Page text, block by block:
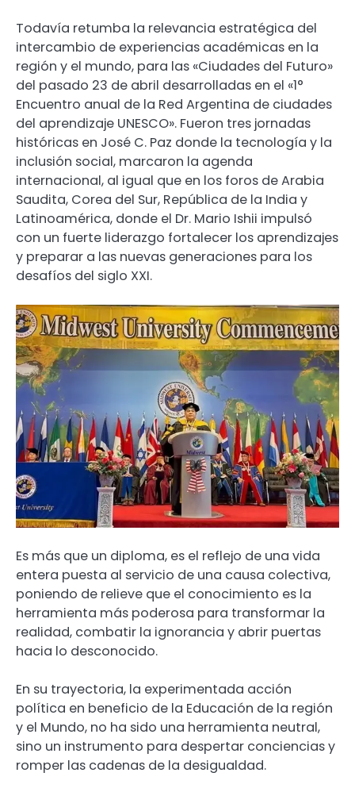
Todavía retumba la relevancia estratégica del
intercambio de experiencias académicas en la
región y el mundo, para las «Ciudades del Futuro»
del pasado 23 de abril desarrolladas en el «1°
Encuentro anual de la Red Argentina de ciudades
del aprendizaje UNESCO». Fueron tres jornadas
históricas en José C. Paz donde la tecnología y la
inclusión social, marcaron la agenda
internacional, al igual que en los foros de Arabia
Saudita, Corea del Sur, República de la India y
Latinoamérica, donde el Dr. Mario Ishii impulsó
con un fuerte liderazgo fortalecer los aprendizajes
y preparar a las nuevas generaciones para los
desafíos del siglo XXI.
Es más que un diploma, es el reflejo de una vida
entera puesta al servicio de una causa colectiva,
poniendo de relieve que el conocimiento es la
herramienta más poderosa para transformar la
realidad, combatir la ignorancia y abrir puertas
hacia lo desconocido.
En su trayectoria, la experimentada acción
política en beneficio de la Educación de la región
y el Mundo, no ha sido una herramienta neutral,
sino un instrumento para despertar conciencias y
romper las cadenas de la desigualdad.